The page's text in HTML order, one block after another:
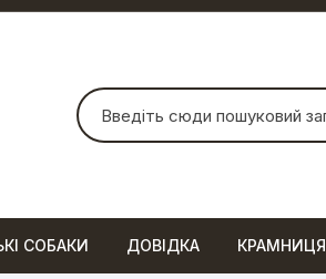
Шукати:
СОБАКИ ДОВІДКА КРАМНИЦЯ